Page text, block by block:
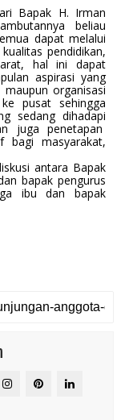
Bapak H. Irman
beliau
dapat melalui
pendidikan,
hal ini dapat
aspirasi yang
organisasi
pusat sehingga
sedang dihadapi
juga penetapan
bagi masyarakat,
antara Bapak
bapak pengurus
ibu dan bapak